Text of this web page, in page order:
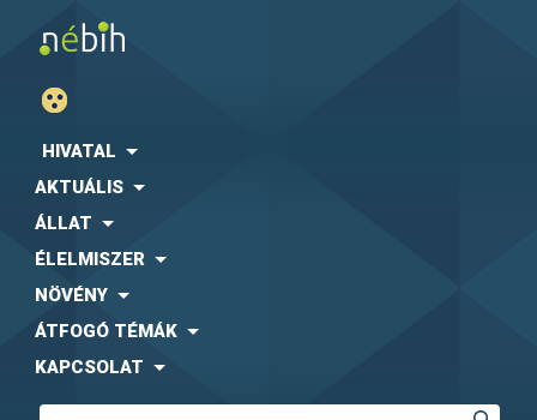
HIVATAL
AKTUÁLIS
ÁLLAT
ÉLELMISZER
NÖVÉNY
ÁTFOGÓ TÉMÁK
KAPCSOLAT